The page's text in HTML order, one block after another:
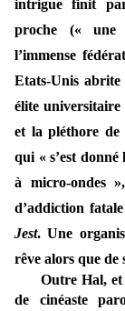
intrigue finit par
proche (« une
l’immense
Etats-Unis
élite universitaire
et la pléthore de
qui « s’est
à micro-ondes
d’addiction
Jest. Une
rêve alors que
Outre Hal, et
de cinéaste